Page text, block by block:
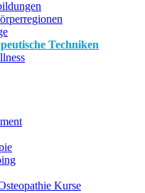
Techniken
Kurse